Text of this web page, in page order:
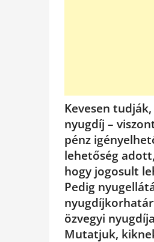
Kevesen
nyugdíj –
pénz
lehetőség
hogy jogosult
Pedig
özvegyi
Mutatjuk,